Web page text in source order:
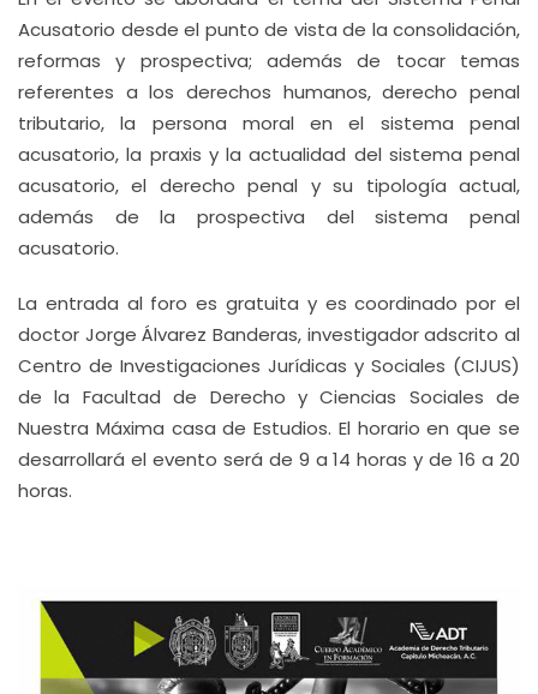
Acusatorio desde el punto de vista de la consolidación,
reformas y prospectiva; además de tocar temas
referentes a los derechos humanos, derecho penal
tributario, la persona moral en el sistema penal
acusatorio, la praxis y la actualidad del sistema penal
acusatorio, el derecho penal y su tipología actual,
además de la prospectiva del sistema penal
acusatorio.
La entrada al foro es gratuita y es coordinado por el
doctor Jorge Álvarez Banderas, investigador adscrito al
Centro de Investigaciones Jurídicas y Sociales (CIJUS)
de la Facultad de Derecho y Ciencias Sociales de
Nuestra Máxima casa de Estudios. El horario en que se
desarrollará el evento será de 9 a 14 horas y de 16 a 20
horas.